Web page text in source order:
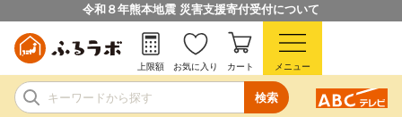
令和８年熊本地震 災害支援寄付受付について
検索
上限額 お気に入り カート メニュー